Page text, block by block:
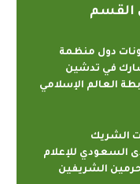
القسم
دول منظمة
في تدشين
العالم الإسلامي
الشريك
السعودي للإعلام